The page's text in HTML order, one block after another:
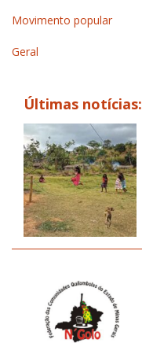
Movimento popular
Geral
Últimas notícias: